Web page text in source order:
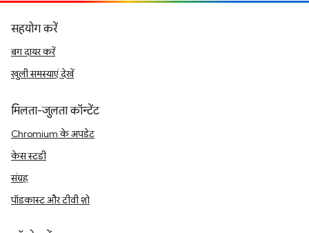
सहयोग करें
बग दायर करें
खुली समस्याएं देखें
मिलता-जुलता कॉन्टेंट
Chromium के अपडेट
केस स्टडी
संग्रह
पॉडकास्ट और टीवी शो